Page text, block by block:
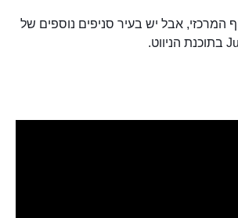
המרכזי, אבל יש בעיר סניפים נוספים של